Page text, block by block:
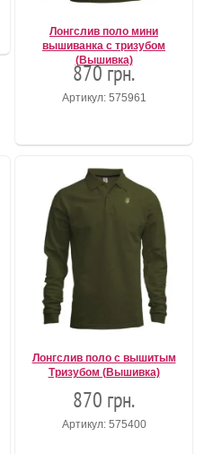
Лонгслив поло мини
вышиванка с тризубом
(Вышивка)
870 грн.
Артикул: 575961
Лонгслив поло с вышитым
Тризубом (Вышивка)
870 грн.
Артикул: 575400